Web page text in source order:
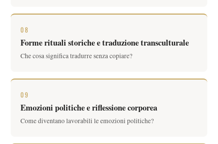
08
Forme rituali storiche e traduzione transculturale
Che cosa significa tradurre senza copiare?
09
Emozioni politiche e riflessione corporea
Come diventano lavorabili le emozioni politiche?